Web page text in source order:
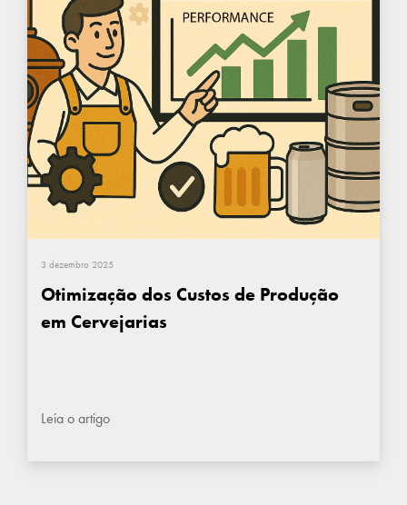
3 dezembro 2025
Otimização dos Custos de Produção
em Cervejarias
Leia o artigo